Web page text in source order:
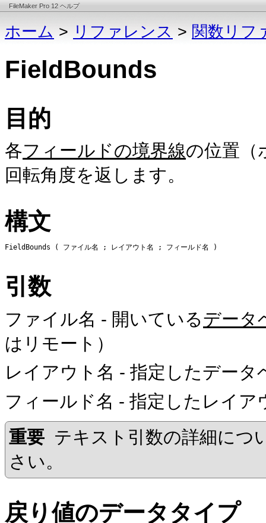
FileMaker Pro 12 ヘルプ
ホーム > リファレンス > 関数リフ
FieldBounds
目的
各フィールドの境界線の位置（
回転角度を返します。
構文
FieldBounds ( ファイル名 ; レイアウト名 ; フィールド名 )
引数
ファイル名 - 開いているデータ
はリモート）
レイアウト名 - 指定したデータ
フィールド名 - 指定したレイア
重要 テキスト引数の詳細につ
さい。
戻り値のデータタイプ